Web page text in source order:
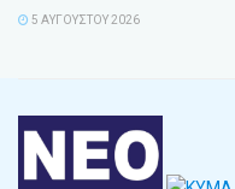
5 ΑΥΓΟΎΣΤΟΥ 2026